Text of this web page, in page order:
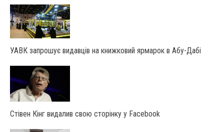
УАВК запрошує видавців на книжковий ярмарок в Абу-Дабі
Стівен Кінг видалив свою сторінку у Facebook